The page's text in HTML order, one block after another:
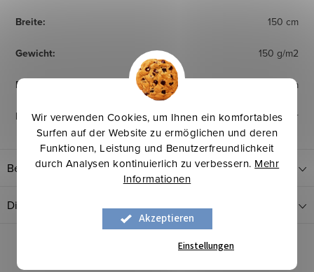
Wir verwenden Cookies, um Ihnen ein komfortables
Surfen auf der Website zu ermöglichen und deren
Funktionen, Leistung und Benutzerfreundlichkeit
durch Analysen kontinuierlich zu verbessern. Mehr
Informationen
Akzeptieren
Einstellungen
Breite: 150 cm
Gewicht: 150 g/m2
Dicke 1,5 cm
Herkunftsland: Europäischer Hersteller
Bewertung
Diskussion